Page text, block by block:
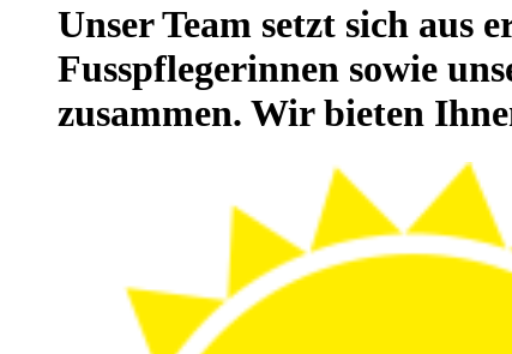
Unser Team setzt sich aus
Fusspflegerinnen sowie
zusammen. Wir bieten